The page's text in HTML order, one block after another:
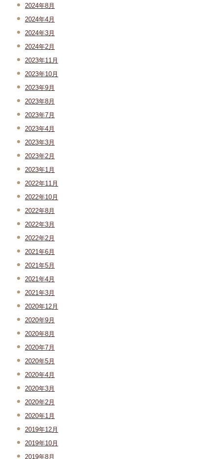
2024年8月
2024年4月
2024年3月
2024年2月
2023年11月
2023年10月
2023年9月
2023年8月
2023年7月
2023年4月
2023年3月
2023年2月
2023年1月
2022年11月
2022年10月
2022年8月
2022年3月
2022年2月
2021年6月
2021年5月
2021年4月
2021年3月
2020年12月
2020年9月
2020年8月
2020年7月
2020年5月
2020年4月
2020年3月
2020年2月
2020年1月
2019年12月
2019年10月
2019年8月